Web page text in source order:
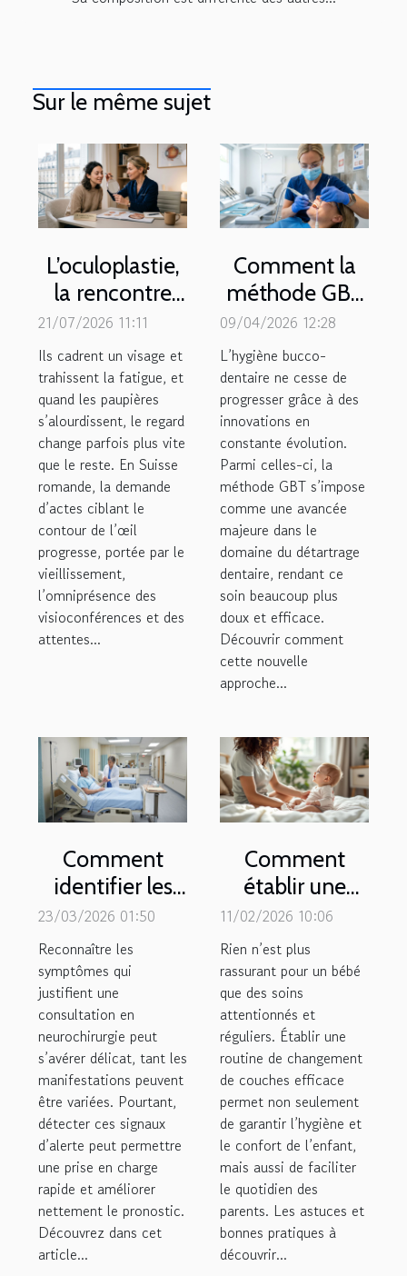
Sur le même sujet
L’oculoplastie,
la rencontre
inédite entre
chirurgie et
esthétique du
regard
21/07/2026 11:11
Ils cadrent un visage et
trahissent la fatigue, et
quand les paupières
s’alourdissent, le regard
change parfois plus vite
que le reste. En Suisse
romande, la demande
d’actes ciblant le
contour de l’œil
progresse, portée par le
vieillissement,
l’omniprésence des
visioconférences et des
attentes...
Comment la
méthode GBT
révolutionne-t-
elle le
détartrage
dentaire ?
09/04/2026 12:28
L’hygiène bucco-
dentaire ne cesse de
progresser grâce à des
innovations en
constante évolution.
Parmi celles-ci, la
méthode GBT s’impose
comme une avancée
majeure dans le
domaine du détartrage
dentaire, rendant ce
soin beaucoup plus
doux et efficace.
Découvrir comment
cette nouvelle
approche...
Comment
identifier les
symptômes
nécessitant
une
consultation
en
neurochirurgie
?
23/03/2026 01:50
Reconnaître les
symptômes qui
justifient une
consultation en
neurochirurgie peut
s’avérer délicat, tant les
manifestations peuvent
être variées. Pourtant,
détecter ces signaux
d’alerte peut permettre
une prise en charge
rapide et améliorer
nettement le pronostic.
Découvrez dans cet
article...
Comment
établir une
routine de
changement
de couches
efficace ?
11/02/2026 10:06
Rien n’est plus
rassurant pour un bébé
que des soins
attentionnés et
réguliers. Établir une
routine de changement
de couches efficace
permet non seulement
de garantir l’hygiène et
le confort de l’enfant,
mais aussi de faciliter
le quotidien des
parents. Les astuces et
bonnes pratiques à
découvrir...